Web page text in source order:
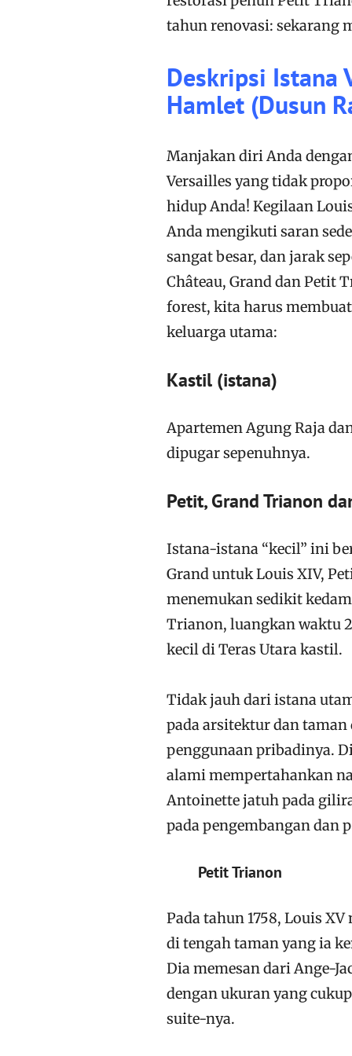
tahun renovasi: sekarang
Deskripsi Istana
Hamlet (Dusun
Manjakan diri Anda
Versailles yang tidak
hidup Anda! Kegilaan
Anda mengikuti saran
sangat besar, dan jarak
Château, Grand dan Petit
forest, kita harus
keluarga utama:
Kastil (istana)
Apartemen Agung Raja
dipugar sepenuhnya.
Petit, Grand Trianon
Istana-istana “kecil” ini
Grand untuk Louis XIV,
menemukan sedikit
Trianon, luangkan waktu
kecil di Teras Utara kastil.
Tidak jauh dari istana
pada arsitektur dan
penggunaan pribadinya.
alami mempertahankan
Antoinette jatuh pada
pada pengembangan dan
Petit Trianon
Pada tahun 1758, Louis
di tengah taman yang ia
Dia memesan dari Ange-
dengan ukuran yang
suite-nya.